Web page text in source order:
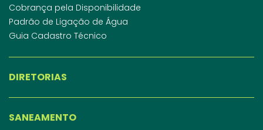
Cobrança pela Disponibilidade
Padrão de Ligação de Água
Guia Cadastro Técnico
DIRETORIAS
SANEAMENTO